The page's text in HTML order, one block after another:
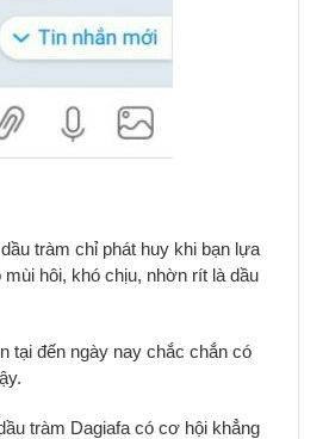
tràm chỉ phát huy khi bạn lựa
hôi, khó chịu, nhờn rít là dầu
tại đến ngày nay chắc chắn có
tràm Dagiafa có cơ hội khẳng